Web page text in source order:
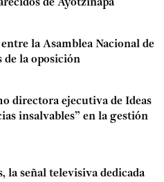
de Ayotzinapa
la Asamblea Nacional de
de la oposición
directora ejecutiva de Ideas
insalvables” en la gestión
la señal televisiva dedicada